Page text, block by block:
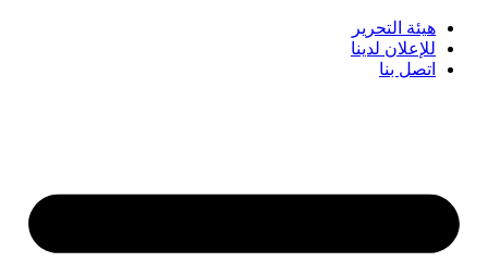
هيئة التحرير
للإعلان لدينا
اتصل بنا